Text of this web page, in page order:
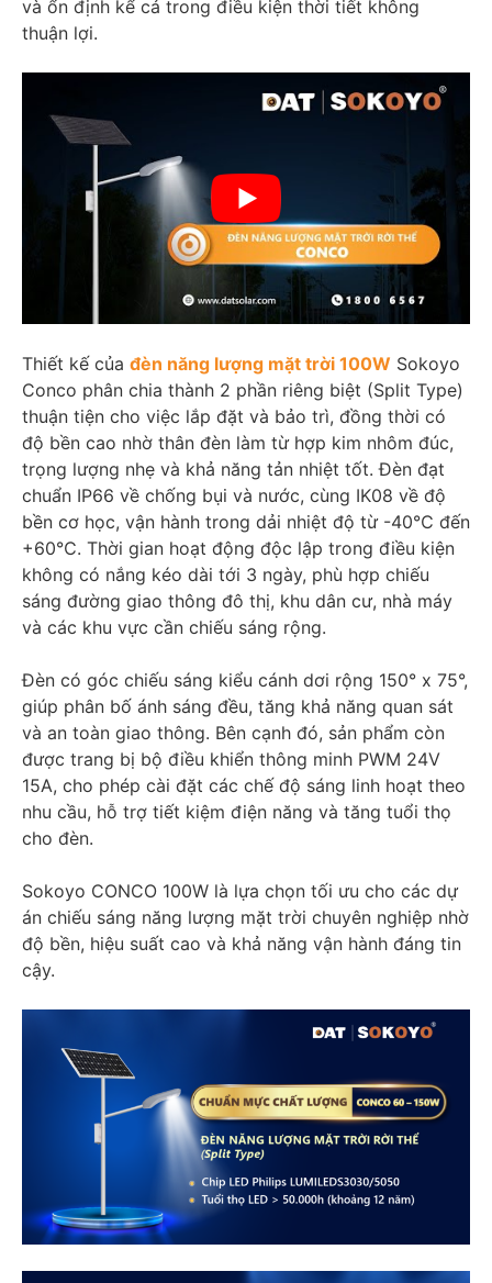
và ổn định kể cả trong điều kiện thời tiết không
thuận lợi.
Thiết kế của đèn năng lượng mặt trời 100W Sokoyo
Conco phân chia thành 2 phần riêng biệt (Split Type)
thuận tiện cho việc lắp đặt và bảo trì, đồng thời có
độ bền cao nhờ thân đèn làm từ hợp kim nhôm đúc,
trọng lượng nhẹ và khả năng tản nhiệt tốt. Đèn đạt
chuẩn IP66 về chống bụi và nước, cùng IK08 về độ
bền cơ học, vận hành trong dải nhiệt độ từ -40℃ đến
+60℃. Thời gian hoạt động độc lập trong điều kiện
không có nắng kéo dài tới 3 ngày, phù hợp chiếu
sáng đường giao thông đô thị, khu dân cư, nhà máy
và các khu vực cần chiếu sáng rộng.
Đèn có góc chiếu sáng kiểu cánh dơi rộng 150° x 75°,
giúp phân bố ánh sáng đều, tăng khả năng quan sát
và an toàn giao thông. Bên cạnh đó, sản phẩm còn
được trang bị bộ điều khiển thông minh PWM 24V
15A, cho phép cài đặt các chế độ sáng linh hoạt theo
nhu cầu, hỗ trợ tiết kiệm điện năng và tăng tuổi thọ
cho đèn.
Sokoyo CONCO 100W là lựa chọn tối ưu cho các dự
án chiếu sáng năng lượng mặt trời chuyên nghiệp nhờ
độ bền, hiệu suất cao và khả năng vận hành đáng tin
cậy.​